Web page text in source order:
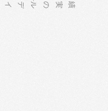
ナイデルの実績